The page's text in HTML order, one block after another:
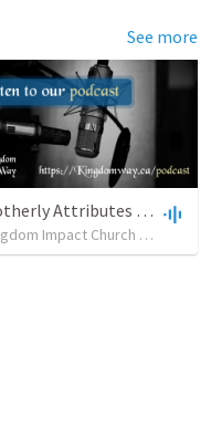
See more
Motherly Attributes of God
Impact Church